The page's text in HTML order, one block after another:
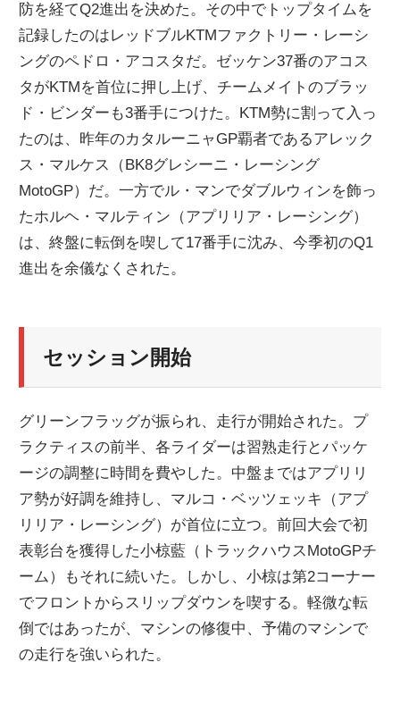
防を経てQ2進出を決めた。その中でトップタイムを
記録したのはレッドブルKTMファクトリー・レーシ
ングのペドロ・アコスタだ。ゼッケン37番のアコス
タがKTMを首位に押し上げ、チームメイトのブラッ
ド・ビンダーも3番手につけた。KTM勢に割って入っ
たのは、昨年のカタルーニャGP覇者であるアレック
ス・マルケス（BK8グレシーニ・レーシング
MotoGP）だ。一方でル・マンでダブルウィンを飾っ
たホルヘ・マルティン（アプリリア・レーシング）
は、終盤に転倒を喫して17番手に沈み、今季初のQ1
進出を余儀なくされた。
セッション開始
グリーンフラッグが振られ、走行が開始された。プ
ラクティスの前半、各ライダーは習熟走行とパッケ
ージの調整に時間を費やした。中盤まではアプリリ
ア勢が好調を維持し、マルコ・ベッツェッキ（アプ
リリア・レーシング）が首位に立つ。前回大会で初
表彰台を獲得した小椋藍（トラックハウスMotoGPチ
ーム）もそれに続いた。しかし、小椋は第2コーナー
でフロントからスリップダウンを喫する。軽微な転
倒ではあったが、マシンの修復中、予備のマシンで
の走行を強いられた。